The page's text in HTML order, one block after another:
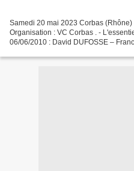
Samedi 20 mai 2023 Corbas
Organisation : VC Corbas . -
06/06/2010 : David DUFOSSE –